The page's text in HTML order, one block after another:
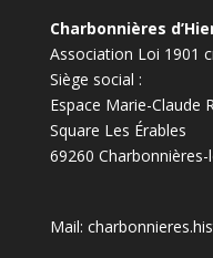
Charbonnières
Association Loi 1901
Siège social :
Espace Marie-Claude
Square Les Érables
69260 Charbonnières-
Mail: